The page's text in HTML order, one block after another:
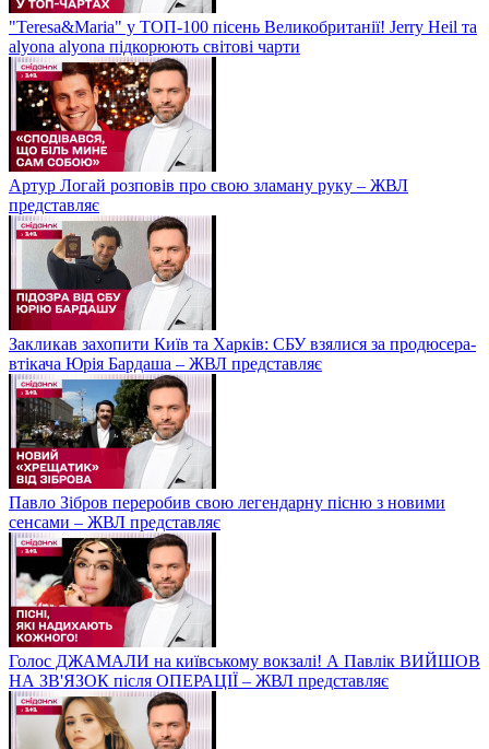
"Teresa&Maria" у ТОП-100 пісень Великобританії! Jerry Heil та
alyona alyona підкорюють світові чарти
Артур Логай розповів про свою зламану руку – ЖВЛ
представляє
Закликав захопити Київ та Харків: СБУ взялися за продюсера-
втікача Юрія Бардаша – ЖВЛ представляє
Павло Зібров переробив свою легендарну пісню з новими
сенсами – ЖВЛ представляє
Голос ДЖАМАЛИ на київському вокзалі! А Павлік ВИЙШОВ
НА ЗВ'ЯЗОК після ОПЕРАЦІЇ – ЖВЛ представляє